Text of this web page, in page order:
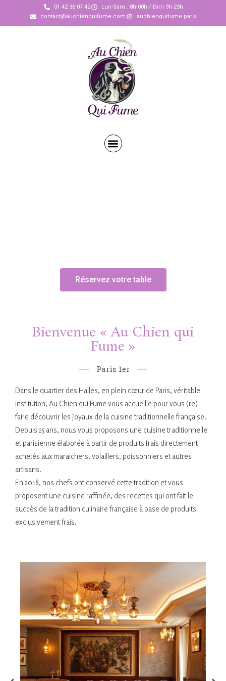
01 42 36 07 42
Lun-Sam : 8h-00h / Dim 9h-23h
contact@auchienquifume.com
auchienquifume.paris
Réservez votre table
Bienvenue « Au Chien qui
Fume »
Paris 1er
Dans le quartier des Halles, en plein cœur de Paris, véritable
institution, Au Chien qui Fume vous accueille pour vous (re)
faire découvrir les joyaux de la cuisine traditionnelle française.
Depuis 25 ans, nous vous proposons une cuisine traditionnelle
et parisienne élaborée à partir de produits frais directement
achetés aux maraichers, volaillers, poissonniers et autres
artisans.
En 2018, nos chefs ont conservé cette tradition et vous
proposent une cuisine raffinée, des recettes qui ont fait le
succès de la tradition culinaire française à base de produits
exclusivement frais.